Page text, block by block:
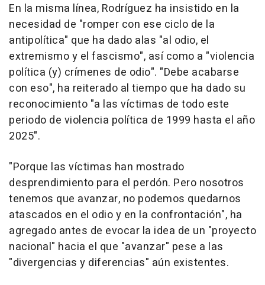
En la misma línea, Rodríguez ha insistido en la
necesidad de "romper con ese ciclo de la
antipolítica" que ha dado alas "al odio, el
extremismo y el fascismo", así como a "violencia
política (y) crímenes de odio". "Debe acabarse
con eso", ha reiterado al tiempo que ha dado su
reconocimiento "a las víctimas de todo este
periodo de violencia política de 1999 hasta el año
2025".
"Porque las víctimas han mostrado
desprendimiento para el perdón. Pero nosotros
tenemos que avanzar, no podemos quedarnos
atascados en el odio y en la confrontación", ha
agregado antes de evocar la idea de un "proyecto
nacional" hacia el que "avanzar" pese a las
"divergencias y diferencias" aún existentes.